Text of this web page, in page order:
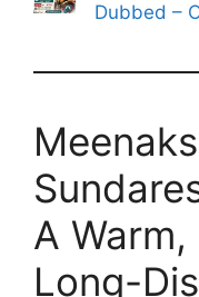
Dubbed –
A
Long-